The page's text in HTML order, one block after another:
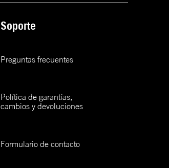
Soporte
Preguntas frecuentes
Política de garantías,
cambios y devoluciones
Formulario de contacto